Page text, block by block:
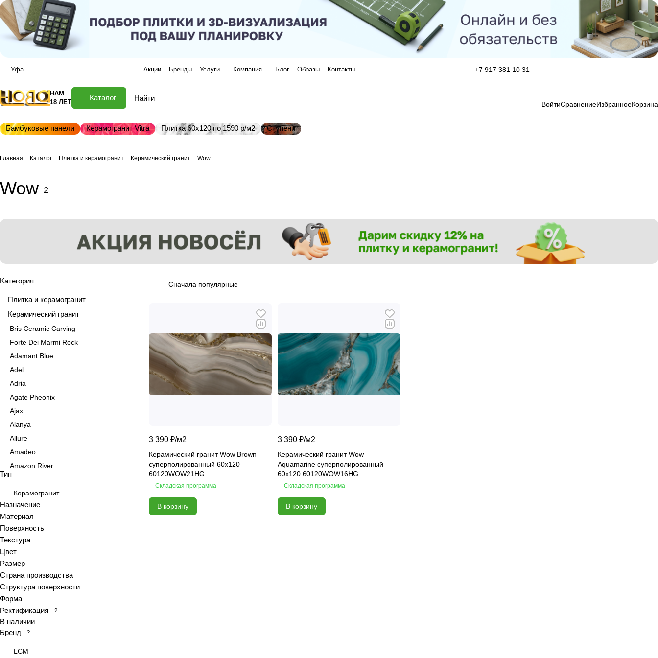
Уфа Акции Бренды Услуги Компания Блог Образы Контакты +7 917 381 10 31
НАМ
18 ЛЕТ
Каталог
ВойтиСравнениеИзбранноеКорзина
Бамбуковые панели Керамогранит Vitra Плитка 60х120 по 1590 р/м2 Ступени
Главная Каталог Плитка и керамогранит Керамический гранит Wow
Wow 2
Сначала популярные
3 390 ₽/м2
Керамический гранит Wow Brown
суперполированный 60х120
60120WOW21HG
Складская программа
В корзину
3 390 ₽/м2
Керамический гранит Wow
Aquamarine суперполированный
60х120 60120WOW16HG
Складская программа
В корзину
Категория
Плитка и керамогранит
Керамический гранит
Bris Ceramic Carving
Forte Dei Marmi Rock
Adamant Blue
Adel
Adria
Agate Pheonix
Ajax
Alanya
Allure
Amadeo
Amazon River
Amber Agate
American Calacatta
Andrea
Antiquewood
Aragon
Arena
Argentina
Armani marble
Art
Art Ceramic 60х120
Arts
Тип
Керамогранит
Назначение
Материал
Поверхность
Текстура
Цвет
Размер
Страна производства
Структура поверхности
Форма
Ректификация
?
В наличии
Бренд
?
LCM